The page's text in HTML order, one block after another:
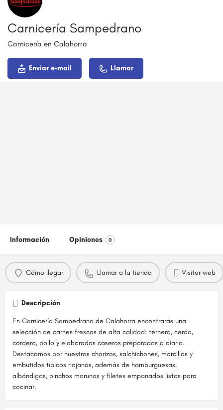
Carnicería Sampedrano
Carnicería en Calahorra
Enviar e-mail Llamar
Información Opiniones 0
Cómo llegar Llamar a la tienda Visitar web
Descripción
En Carnicería Sampedrano de Calahorra encontrarás una
selección de carnes frescas de alta calidad: ternera, cerdo,
cordero, pollo y elaborados caseros preparados a diario.
Destacamos por nuestros chorizos, salchichones, morcillas y
embutidos típicos riojanos, además de hamburguesas,
albóndigas, pinchos morunos y filetes empanados listos para
cocinar.